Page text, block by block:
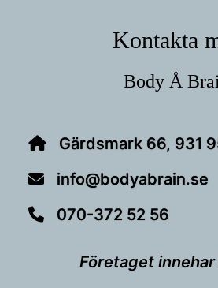
Kontakta
Body Å
Gärdsmark 66, 931
info@bodyabrain.se
070-372 52 56
Företaget